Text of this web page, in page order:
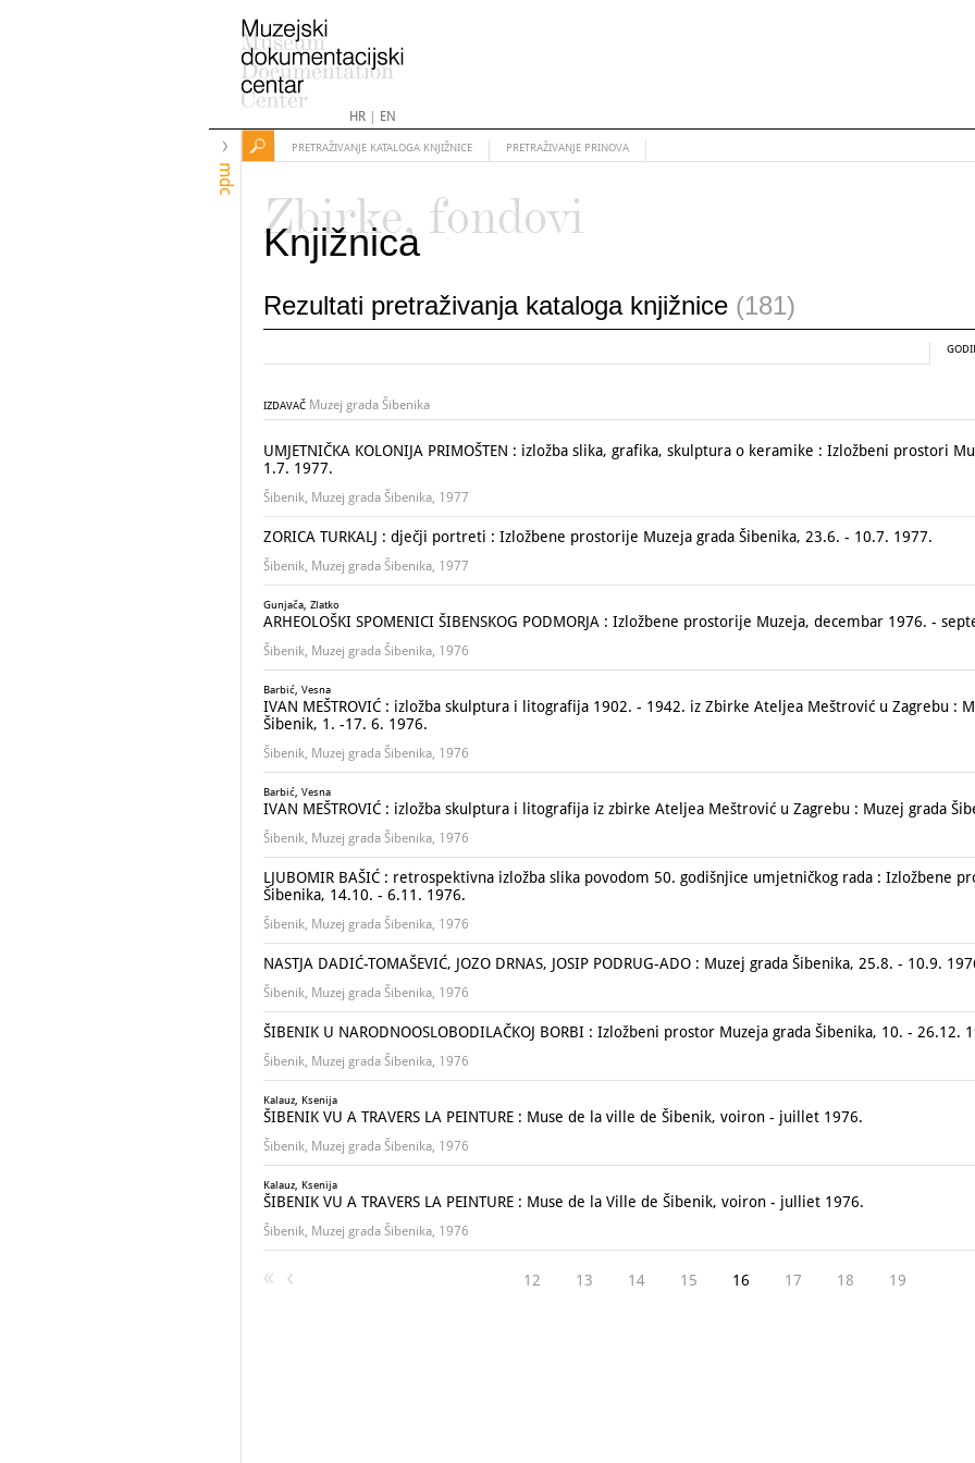
HR| EN
mdc
PRETRAŽIVANJE KATALOGA KNJIŽNICE PRETRAŽIVANJE PRINOVA
Zbirke, fondovi
Knjižnica
Rezultati pretraživanja kataloga knjižnice (181)
IZDAVAČ Muzej grada Šibenika
UMJETNIČKA KOLONIJA PRIMOŠTEN : izložba slika, grafika, skulptura o keramike : Izložbeni prostori
1.7. 1977.
Šibenik, Muzej grada Šibenika, 1977
ZORICA TURKALJ : dječji portreti : Izložbene prostorije Muzeja grada Šibenika, 23.6. - 10.7. 1977.
Šibenik, Muzej grada Šibenika, 1977
Gunjača, Zlatko
ARHEOLOŠKI SPOMENICI ŠIBENSKOG PODMORJA : Izložbene prostorije Muzeja, decembar 1976. -
Šibenik, Muzej grada Šibenika, 1976
Barbić, Vesna
IVAN MEŠTROVIĆ : izložba skulptura i litografija 1902. - 1942. iz Zbirke Ateljea Meštrović u Zagrebu :
Šibenik, 1. -17. 6. 1976.
Šibenik, Muzej grada Šibenika, 1976
Barbić, Vesna
IVAN MEŠTROVIĆ : izložba skulptura i litografija iz zbirke Ateljea Meštrović u Zagrebu : Muzej grada
Šibenik, Muzej grada Šibenika, 1976
LJUBOMIR BAŠIĆ : retrospektivna izložba slika povodom 50. godišnjice umjetničkog rada : Izložbene
Šibenika, 14.10. - 6.11. 1976.
Šibenik, Muzej grada Šibenika, 1976
NASTJA DADIĆ-TOMAŠEVIĆ, JOZO DRNAS, JOSIP PODRUG-ADO : Muzej grada Šibenika, 25.8. - 10.9.
Šibenik, Muzej grada Šibenika, 1976
ŠIBENIK U NARODNOOSLOBODILAČKOJ BORBI : Izložbeni prostor Muzeja grada Šibenika, 10. - 26.12.
Šibenik, Muzej grada Šibenika, 1976
Kalauz, Ksenija
ŠIBENIK VU A TRAVERS LA PEINTURE : Muse de la ville de Šibenik, voiron - juillet 1976.
Šibenik, Muzej grada Šibenika, 1976
Kalauz, Ksenija
ŠIBENIK VU A TRAVERS LA PEINTURE : Muse de la Ville de Šibenik, voiron - julliet 1976.
Šibenik, Muzej grada Šibenika, 1976
12 13 14 15 16 17 18 19